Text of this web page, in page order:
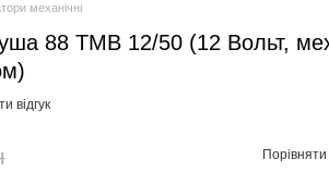
механічні
88 ТМВ 12/50 (12 Вольт,
відгук
Порівняти